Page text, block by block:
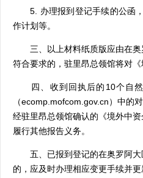
5. 办理报到登记手续的公函
作计划等。
三、以上材料纸质版应由在奥
符合要求的，驻里昂总领馆将对
四、收到回执后的 10个自
（ecomp.mofcom.gov.cn）中的
经驻里昂总领馆确认的《境外中
履行其他报告义务。
五、已报到登记的在奥罗阿大
的，应及时办理相应变更手续并更